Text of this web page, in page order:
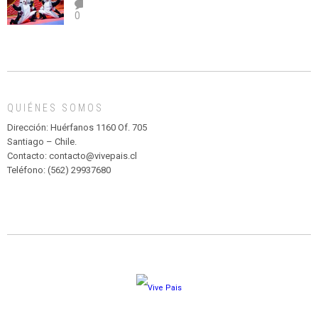
el
abuso”
TEATRO
Y
MADAGASCAR
PARQUE
HURATDO
0
QUIÉNES SOMOS
Dirección: Huérfanos 1160 Of. 705
Santiago – Chile.
Contacto: contacto@vivepais.cl
Teléfono: (562) 29937680